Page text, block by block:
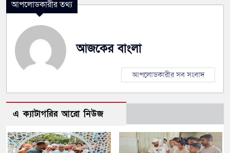
আপলোডকারীর তথ্য
আজকের বাংলা
আপলোডকারীর সব সংবাদ
এ ক্যাটাগরির আরো নিউজ